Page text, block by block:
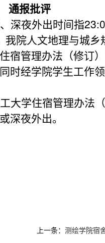
通报批评
深夜外出时间指
院人文地理与城
宿管理办法（修订
时经学院学生工作
大学住宿管理办法
深夜外出。
上一条： 测绘学院宿